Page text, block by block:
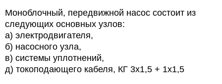
Моноблочный, передвижной насос состоит из
следующих основных узлов:
а) электродвигателя,
б) насосного узла,
в) системы уплотнений,
д) токоподающего кабеля, КГ 3х1,5 + 1х1,5